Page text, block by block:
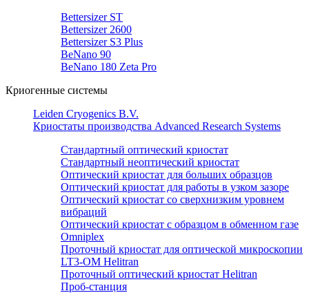
Bettersizer ST
Bettersizer 2600
Bettersizer S3 Plus
BeNano 90
BeNano 180 Zeta Pro
Криогенные системы
Leiden Cryogenics B.V.
Криостаты производства Advanced Research Systems
Стандартный оптический криостат
Стандартный неоптический криостат
Оптический криостат для больших образцов
Оптический криостат для работы в узком зазоре
Оптический криостат со сверхнизким уровнем
вибраций
Оптический криостат с образцом в обменном газе
Omniplex
Проточный криостат для оптической микроскопии
LT3-OM Helitran
Проточный оптический криостат Helitran
Проб-станция